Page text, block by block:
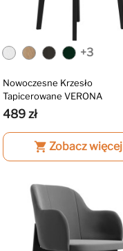
+3
Nowoczesne Krzesło
Tapicerowane VERONA
489 zł
shopping_cart Zobacz więcej